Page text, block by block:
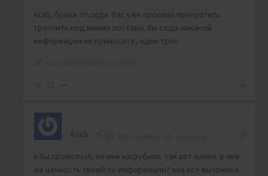
Arab, брысь отсюда. Вас уже просили прекратить
троллить под моими постами. Вы сюда никакой
информации не приносите, один треп.
11
Arab Alina
я бы промолчал, но мне нагрубили. так вот Алина. в чем
же ценность твоей то информации? она все выложена